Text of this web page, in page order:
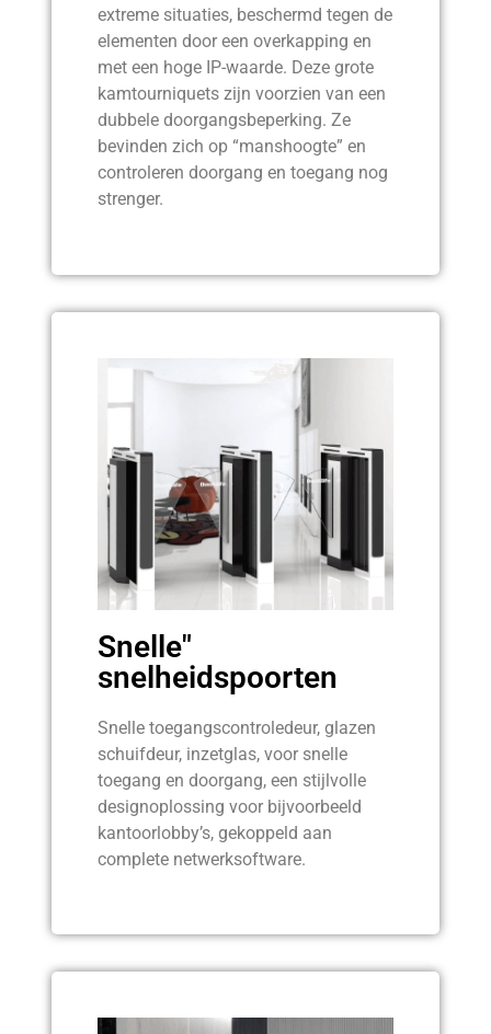
extreme situaties, beschermd tegen de
elementen door een overkapping en
met een hoge IP-waarde. Deze grote
kamtourniquets zijn voorzien van een
dubbele doorgangsbeperking. Ze
bevinden zich op “manshoogte” en
controleren doorgang en toegang nog
strenger.
Snelle"
snelheidspoorten
Snelle toegangscontroledeur, glazen
schuifdeur, inzetglas, voor snelle
toegang en doorgang, een stijlvolle
designoplossing voor bijvoorbeeld
kantoorlobby’s, gekoppeld aan
complete netwerksoftware.